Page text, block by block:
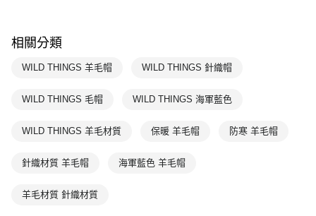
相關分類
WILD THINGS 羊毛帽 WILD THINGS 針織帽
WILD THINGS 毛帽 WILD THINGS 海軍藍色
WILD THINGS 羊毛材質 保暖 羊毛帽 防寒 羊毛帽
針織材質 羊毛帽 海軍藍色 羊毛帽
羊毛材質 針織材質